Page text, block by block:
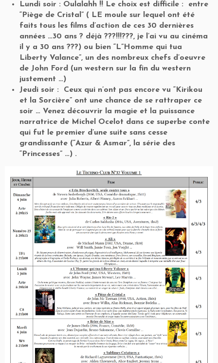
Lundi soir : Oulalahh !! Le choix est difficile : entre
“Piège de Cristal” ( LE moule sur lequel ont été
faits tous les films d’action de ces 30 dernières
années …30 ans ? déjà ???!!!???, je l’ai vu au cinéma
il y a 30 ans ???) ou bien “L”Homme qui tua
Liberty Valance”, un des nombreux chefs d’oeuvre
de John Ford (un western sur la fin du western
justement …)
Jeudi soir : Ceux qui n’ont pas encore vu “Kirikou
et la Sorcière” ont une chance de se rattraper ce
soir … Venez découvrir la magie et la puissance
narratrice de Michel Ocelot dans ce superbe conte
qui fut le premier d’une suite sans cesse
grandissante (“Azur & Asmar”, la série des
“Princesses” …) .